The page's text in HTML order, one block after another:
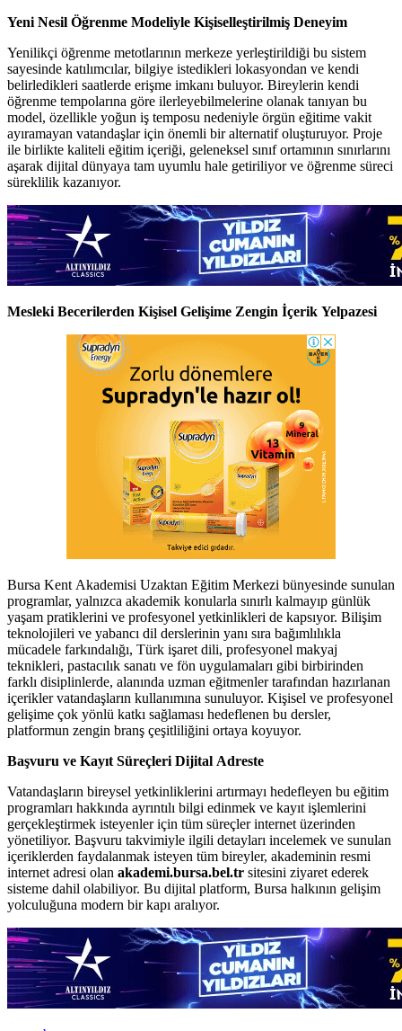
Yeni Nesil Öğrenme Modeliyle Kişiselleştirilmiş Deneyim
Yenilikçi öğrenme metotlarının merkeze yerleştirildiği bu sistem
sayesinde katılımcılar, bilgiye istedikleri lokasyondan ve kendi
belirledikleri saatlerde erişme imkanı buluyor. Bireylerin kendi
öğrenme tempolarına göre ilerleyebilmelerine olanak tanıyan bu
model, özellikle yoğun iş temposu nedeniyle örgün eğitime vakit
ayıramayan vatandaşlar için önemli bir alternatif oluşturuyor. Proje
ile birlikte kaliteli eğitim içeriği, geleneksel sınıf ortamının sınırlarını
aşarak dijital dünyaya tam uyumlu hale getiriliyor ve öğrenme süreci
süreklilik kazanıyor.
Mesleki Becerilerden Kişisel Gelişime Zengin İçerik Yelpazesi
Bursa Kent Akademisi Uzaktan Eğitim Merkezi bünyesinde sunulan
programlar, yalnızca akademik konularla sınırlı kalmayıp günlük
yaşam pratiklerini ve profesyonel yetkinlikleri de kapsıyor. Bilişim
teknolojileri ve yabancı dil derslerinin yanı sıra bağımlılıkla
mücadele farkındalığı, Türk işaret dili, profesyonel makyaj
teknikleri, pastacılık sanatı ve fön uygulamaları gibi birbirinden
farklı disiplinlerde, alanında uzman eğitmenler tarafından hazırlanan
içerikler vatandaşların kullanımına sunuluyor. Kişisel ve profesyonel
gelişime çok yönlü katkı sağlaması hedeflenen bu dersler,
platformun zengin branş çeşitliliğini ortaya koyuyor.
Başvuru ve Kayıt Süreçleri Dijital Adreste
Vatandaşların bireysel yetkinliklerini artırmayı hedefleyen bu eğitim
programları hakkında ayrıntılı bilgi edinmek ve kayıt işlemlerini
gerçekleştirmek isteyenler için tüm süreçler internet üzerinden
yönetiliyor. Başvuru takvimiyle ilgili detayları incelemek ve sunulan
içeriklerden faydalanmak isteyen tüm bireyler, akademinin resmi
internet adresi olan akademi.bursa.bel.tr sitesini ziyaret ederek
sisteme dahil olabiliyor. Bu dijital platform, Bursa halkının gelişim
yolculuğuna modern bir kapı aralıyor.